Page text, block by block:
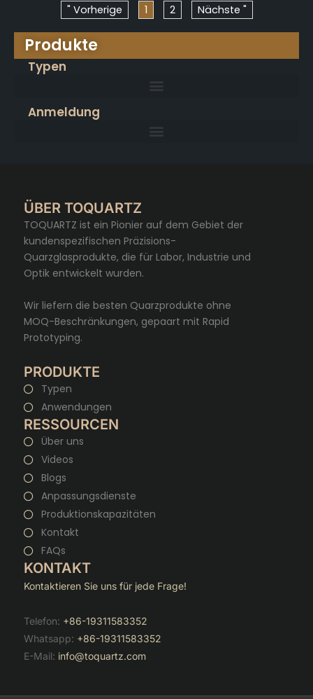
" Vorherige 1 2 Nächste "
Produkte
Typen
Anmeldung
ÜBER TOQUARTZ
TOQUARTZ ist ein Pionier auf dem Gebiet der
kundenspezifischen Präzisions-
Quarzglasprodukte, die für Labor, Industrie und
Optik entwickelt wurden.
Wir liefern die besten Quarzprodukte ohne
MOQ-Beschränkungen, gepaart mit Rapid
Prototyping.
PRODUKTE
Typen
Anwendungen
RESSOURCEN
Über uns
Videos
Blogs
Anpassungsdienste
Produktionskapazitäten
Kontakt
FAQs
KONTAKT
Kontaktieren Sie uns für jede Frage!
Telefon: +86-19311583352
Whatsapp: +86-19311583352
E-Mail: info@toquartz.com